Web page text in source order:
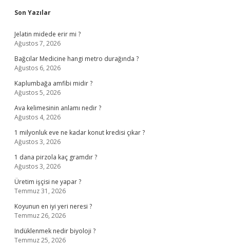
Sidebar
Son Yazılar
Jelatin midede erir mi ?
Ağustos 7, 2026
Bağcılar Medicine hangi metro durağında ?
Ağustos 6, 2026
Kaplumbağa amfibi midir ?
Ağustos 5, 2026
Ava kelimesinin anlamı nedir ?
Ağustos 4, 2026
1 milyonluk eve ne kadar konut kredisi çıkar ?
Ağustos 3, 2026
1 dana pirzola kaç gramdır ?
Ağustos 3, 2026
Üretim işçisi ne yapar ?
Temmuz 31, 2026
Koyunun en iyi yeri neresi ?
Temmuz 26, 2026
Indüklenmek nedir biyoloji ?
Temmuz 25, 2026